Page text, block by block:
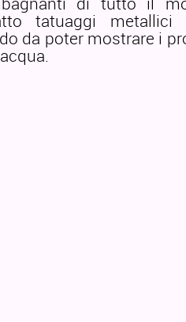
tatuaggi metallici
da poter mostrare i